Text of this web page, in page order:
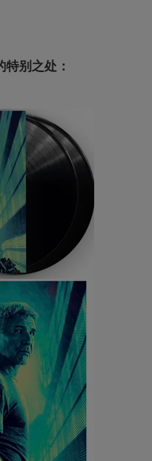
别之处：